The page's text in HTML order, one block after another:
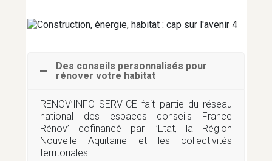
SANTÉ
SPORTS ET LOISIRS
TOURISME
Des conseils personnalisés pour
rénover votre habitat
RENOV’INFO SERVICE fait partie du réseau
national des espaces conseils France
Rénov’ cofinancé par l’Etat, la Région
Nouvelle Aquitaine et les collectivités
territoriales.